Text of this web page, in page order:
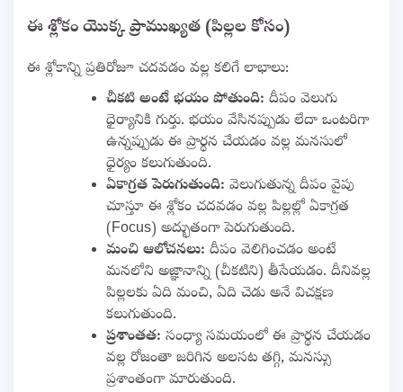
ఈ శ్లోకం యొక్క ప్రాముఖ్యత (పిల్లల కోసం)
ఈ శ్లోకాన్ని ప్రతిరోజూ చదవడం వల్ల కలిగే లాభాలు:
చీకటి అంటే భయం పోతుంది: దీపం వెలుగు
ధైర్యానికి గుర్తు. భయం వేసినప్పుడు లేదా ఒంటరిగా
ఉన్నప్పుడు ఈ ప్రార్థన చేయడం వల్ల మనసులో
ధైర్యం కలుగుతుంది.
ఏకాగ్రత పెరుగుతుంది: వెలుగుతున్న దీపం వైపు
చూస్తూ ఈ శ్లోకం చదవడం వల్ల పిల్లల్లో ఏకాగ్రత
(Focus) అద్భుతంగా పెరుగుతుంది.
మంచి ఆలోచనలు: దీపం వెలిగించడం అంటే
మనలోని అజ్ఞానాన్ని (చీకటిని) తీసేయడం. దీనివల్ల
పిల్లలకు ఏది మంచి, ఏది చెడు అనే విచక్షణ
కలుగుతుంది.
ప్రశాంతత: సంధ్యా సమయంలో ఈ ప్రార్థన చేయడం
వల్ల రోజంతా జరిగిన అలసట తగ్గి, మనస్సు
ప్రశాంతంగా మారుతుంది.